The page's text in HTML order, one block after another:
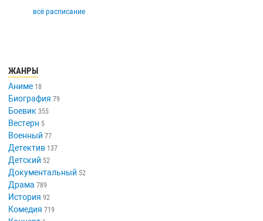
всё расписание
ЖАНРЫ
Аниме 18
Биография 79
Боевик 355
Вестерн 5
Военный 77
Детектив 137
Детский 52
Документальный 52
Драма 789
История 92
Комедия 719